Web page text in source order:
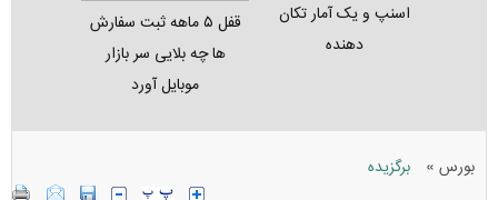
اسنپ و یک آمار تکان‌
دهنده
قفل ۵ ماهه ثبت‌ سفارش‌
ها چه بلایی سر بازار
موبایل آورد
بورس » برگزیده